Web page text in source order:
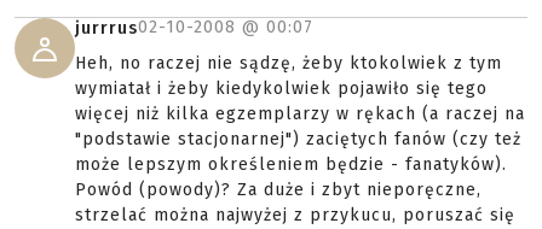
jurrrus02-10-2008 @ 00:07
Heh, no raczej nie sądzę, żeby ktokolwiek z tym
wymiatał i żeby kiedykolwiek pojawiło się tego
więcej niż kilka egzemplarzy w rękach (a raczej na
"podstawie stacjonarnej") zaciętych fanów (czy też
może lepszym określeniem będzie - fanatyków).
Powód (powody)? Za duże i zbyt nieporęczne,
strzelać można najwyżej z przykucu, poruszać się